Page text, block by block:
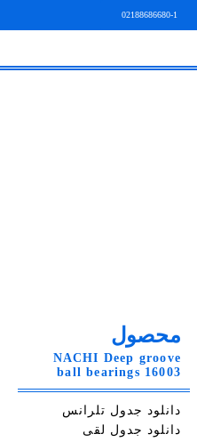
02188686680-1
محصول
NACHI Deep groove
ball bearings 16003
دانلود جدول تلرانس
دانلود جدول لقی